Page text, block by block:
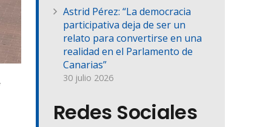
Astrid Pérez: “La democracia
participativa deja de ser un
relato para convertirse en una
realidad en el Parlamento de
Canarias”
30 julio 2026
Redes Sociales